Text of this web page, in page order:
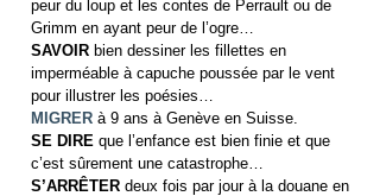
peur du loup et les contes de Perrault ou de
Grimm en ayant peur de l’ogre…
SAVOIR bien dessiner les fillettes en
imperméable à capuche poussée par le vent
pour illustrer les poésies…
MIGRER à 9 ans à Genève en Suisse.
SE DIRE que l’enfance est bien finie et que
c’est sûrement une catastrophe…
S’ARRÊTER deux fois par jour à la douane en